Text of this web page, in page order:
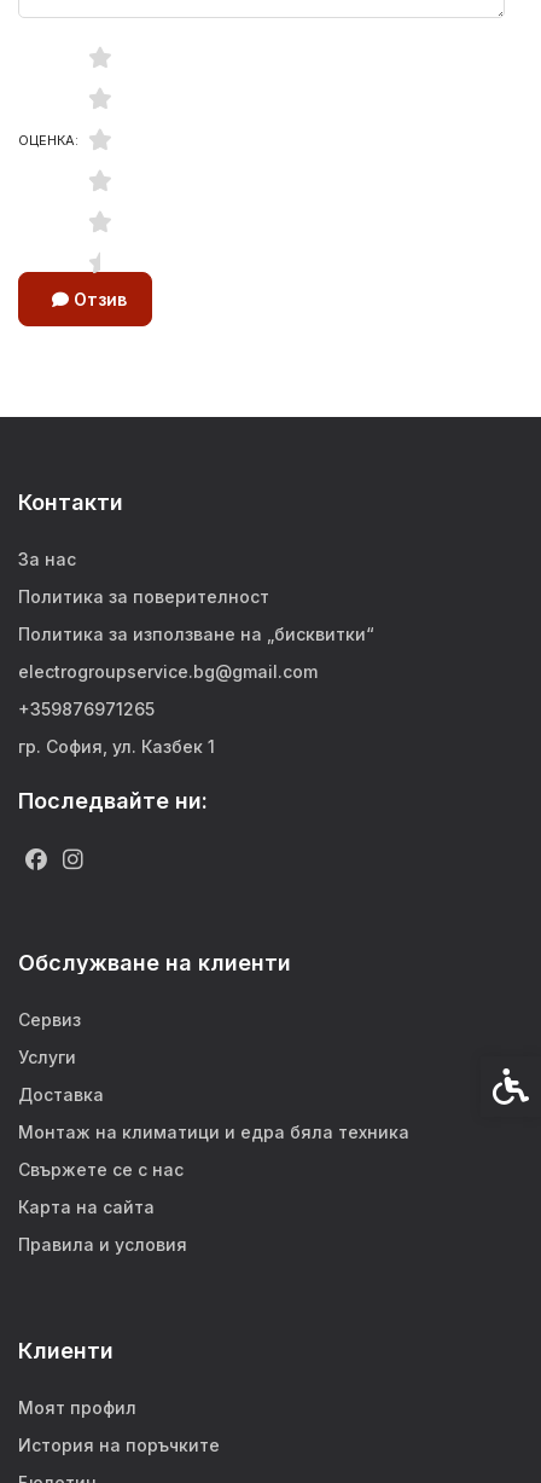
ОЦЕНКА:
Отзив
Контакти
За нас
Политика за поверителност
Политика за използване на „бисквитки“
electrogroupservice.bg@gmail.com
+359876971265
гр. София, ул. Казбек 1
Последвайте ни:
Обслужване на клиенти
Сервиз
Услуги
Доставка
Монтаж на климатици и едра бяла техника
Свържете се с нас
Карта на сайта
Правила и условия
Клиенти
Моят профил
История на поръчките